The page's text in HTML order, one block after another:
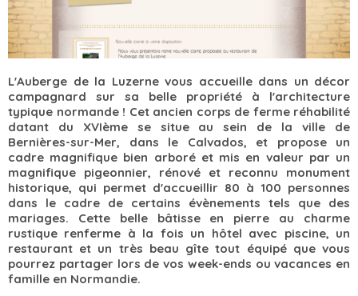
L'Auberge de la Luzerne vous accueille dans un décor
campagnard sur sa belle propriété à l'architecture
typique normande ! Cet ancien corps de ferme réhabilité
datant du XVIème se situe au sein de la ville de
Bernières-sur-Mer, dans le Calvados, et propose un
cadre magnifique bien arboré et mis en valeur par un
magnifique pigeonnier, rénové et reconnu monument
historique, qui permet d'accueillir 80 à 100 personnes
dans le cadre de certains évènements tels que des
mariages. Cette belle bâtisse en pierre au charme
rustique renferme à la fois un hôtel avec piscine, un
restaurant et un très beau gîte tout équipé que vous
pourrez partager lors de vos week-ends ou vacances en
famille en Normandie.